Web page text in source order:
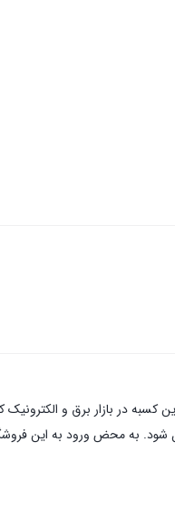
شود. به محض ورود به این